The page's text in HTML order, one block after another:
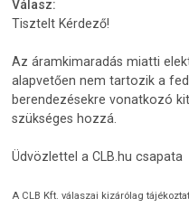
Válasz:
Tisztelt Kérdező!
Az áramkimaradás miatti
alapvetően nem tartozik a
berendezésekre vonatkozó
szükséges hozzá.
Üdvözlettel a CLB.hu csapata
A CLB Kft. válaszai kizárólag